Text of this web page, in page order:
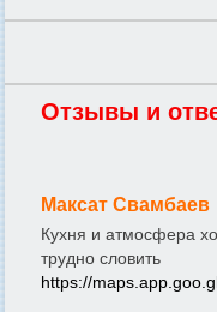
Отзывы и
Максат Свамбаев
Кухня и атмосфера
трудно словить
https://